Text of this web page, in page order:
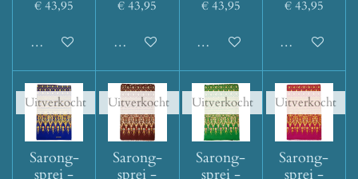
€ 43,95
Houd mij op de hoogte
€ 43,95
Houd mij op de hoogte
€ 43,95
Houd mij op de hoogte
€ 43,95
Houd mij op
Uitverkocht
Sarong-
sprei -
Uitverkocht
Sarong-
sprei -
Uitverkocht
Sarong-
sprei -
Uitverkocht
Sarong-
sprei -